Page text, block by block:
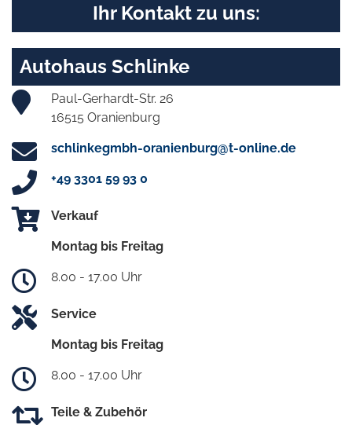
Ihr Kontakt zu uns:
Autohaus Schlinke
Paul-Gerhardt-Str. 26
16515 Oranienburg
schlinkegmbh-oranienburg@t-online.de
+49 3301 59 93 0
Verkauf
Montag bis Freitag
8.00 - 17.00 Uhr
Service
Montag bis Freitag
8.00 - 17.00 Uhr
Teile & Zubehör